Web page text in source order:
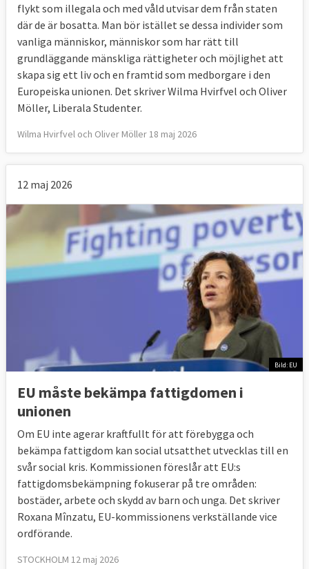
flykt som illegala och med våld utvisar dem från staten
där de är bosatta. Man bör istället se dessa individer som
vanliga människor, människor som har rätt till
grundläggande mänskliga rättigheter och möjlighet att
skapa sig ett liv och en framtid som medborgare i den
Europeiska unionen. Det skriver Wilma Hvirfvel och Oliver
Möller, Liberala Studenter.
Wilma Hvirfvel och Oliver Möller 18 maj 2026
12 maj 2026
Bild: EU
EU måste bekämpa fattigdomen i
unionen
Om EU inte agerar kraftfullt för att förebygga och
bekämpa fattigdom kan social utsatthet utvecklas till en
svår social kris. Kommissionen föreslår att EU:s
fattigdomsbekämpning fokuserar på tre områden:
bostäder, arbete och skydd av barn och unga. Det skriver
Roxana Mînzatu, EU-kommissionens verkställande vice
ordförande.
STOCKHOLM 12 maj 2026